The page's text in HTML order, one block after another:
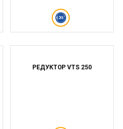
РЕДУКТОР VTS 250